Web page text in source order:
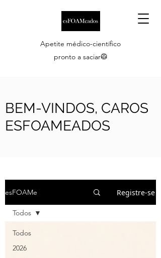
Apetite médico-científico
pronto a saciar🥼
BEM-VINDOS, CAROS
ESFOAMEADOS
esFOAMe Registre-se
Todos
2026
Todos